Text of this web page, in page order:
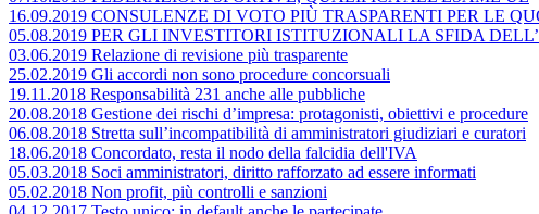
16.09.2019 CONSULENZE DI VOTO PIÙ TRASPARENTI PER LE
05.08.2019 PER GLI INVESTITORI ISTITUZIONALI LA SFIDA
03.06.2019 Relazione di revisione più trasparente
25.02.2019 Gli accordi non sono procedure concorsuali
19.11.2018 Responsabilità 231 anche alle pubbliche
20.08.2018 Gestione dei rischi d’impresa: protagonisti, obiettivi e procedure
06.08.2018 Stretta sull’incompatibilità di amministratori giudiziari e curatori
18.06.2018 Concordato, resta il nodo della falcidia dell'IVA
05.03.2018 Soci amministratori, diritto rafforzato ad essere informati
05.02.2018 Non profit, più controlli e sanzioni